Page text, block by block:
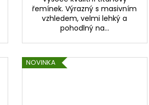
řemínek. Výrazný s masivním
vzhledem, velmi lehký a
pohodlný na...
NOVINKA